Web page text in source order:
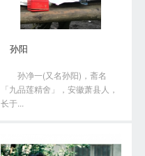
孙阳
孙净一(又名孙阳)，斋名
「九品莲精舍」，安徽萧县人，
长于...